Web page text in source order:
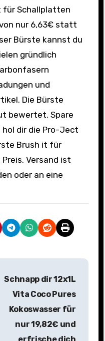
für Schallplatten
nur 6,63€ statt
Bürste kannst du
gründlich
und
Die Bürste
bewertet. Spare
dir die Pro-Ject
Brush it für
Versand ist
oder an eine
Schnapp dir 12x1L
Vita Coco Pures
Kokoswasser für
nur 19,82€ und